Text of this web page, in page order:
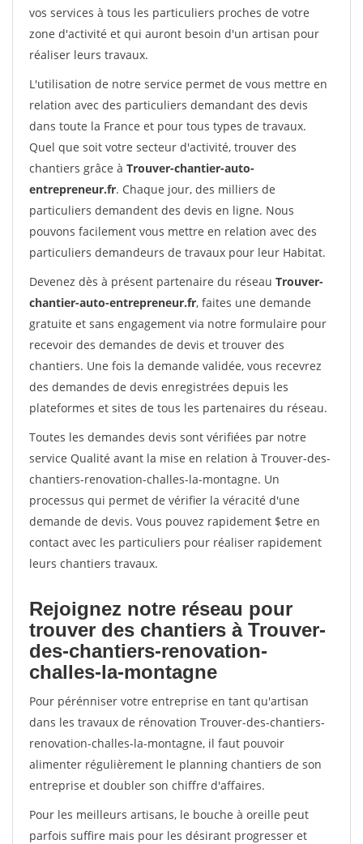
vos services à tous les particuliers proches de votre
zone d'activité et qui auront besoin d'un artisan pour
réaliser leurs travaux.
L'utilisation de notre service permet de vous mettre en
relation avec des particuliers demandant des devis
dans toute la France et pour tous types de travaux.
Quel que soit votre secteur d'activité, trouver des
chantiers grâce à Trouver-chantier-auto-
entrepreneur.fr. Chaque jour, des milliers de
particuliers demandent des devis en ligne. Nous
pouvons facilement vous mettre en relation avec des
particuliers demandeurs de travaux pour leur Habitat.
Devenez dès à présent partenaire du réseau Trouver-
chantier-auto-entrepreneur.fr, faites une demande
gratuite et sans engagement via notre formulaire pour
recevoir des demandes de devis et trouver des
chantiers. Une fois la demande validée, vous recevrez
des demandes de devis enregistrées depuis les
plateformes et sites de tous les partenaires du réseau.
Toutes les demandes devis sont vérifiées par notre
service Qualité avant la mise en relation à Trouver-des-
chantiers-renovation-challes-la-montagne. Un
processus qui permet de vérifier la véracité d'une
demande de devis. Vous pouvez rapidement $etre en
contact avec les particuliers pour réaliser rapidement
leurs chantiers travaux.
Rejoignez notre réseau pour
trouver des chantiers à Trouver-
des-chantiers-renovation-
challes-la-montagne
Pour pérénniser votre entreprise en tant qu'artisan
dans les travaux de rénovation Trouver-des-chantiers-
renovation-challes-la-montagne, il faut pouvoir
alimenter régulièrement le planning chantiers de son
entreprise et doubler son chiffre d'affaires.
Pour les meilleurs artisans, le bouche à oreille peut
parfois suffire mais pour les désirant progresser et